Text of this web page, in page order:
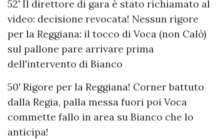
52' Il direttore di gara è stato richiamato al
video: decisione revocata! Nessun rigore
per la Reggiana: il tocco di Voca (non Calò)
sul pallone pare arrivare prima
dell'intervento di Bianco
50' Rigore per la Reggiana! Corner battuto
dalla Regia, palla messa fuori poi Voca
commette fallo in area su Bianco che lo
anticipa!